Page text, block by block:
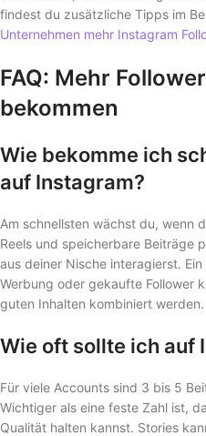
findest du zusätzliche Tipps im
Unternehmen mehr Instagram
FAQ: Mehr
bekommen
Wie bekomme ich
auf Instagram?
Am schnellsten wächst du, wenn
Reels und speicherbare Beiträge
aus deiner Nische interagierst.
Werbung oder gekaufte Follower
guten Inhalten kombiniert werden.
Wie oft sollte ich auf
Für viele Accounts sind 3 bis 5
Wichtiger als eine feste Zahl ist,
Qualität halten kannst. Stories